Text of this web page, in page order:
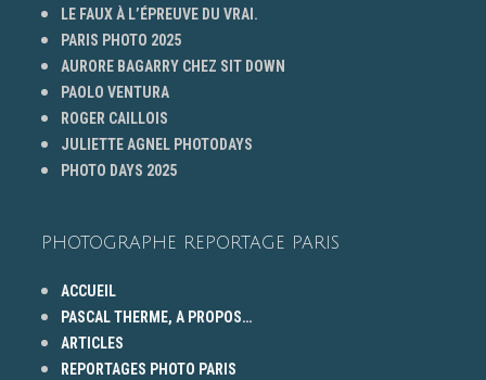
LE FAUX À L’ÉPREUVE DU VRAI.
PARIS PHOTO 2025
AURORE BAGARRY CHEZ SIT DOWN
PAOLO VENTURA
ROGER CAILLOIS
JULIETTE AGNEL PHOTODAYS
PHOTO DAYS 2025
PHOTOGRAPHE REPORTAGE PARIS
ACCUEIL
PASCAL THERME, A PROPOS…
ARTICLES
REPORTAGES PHOTO PARIS